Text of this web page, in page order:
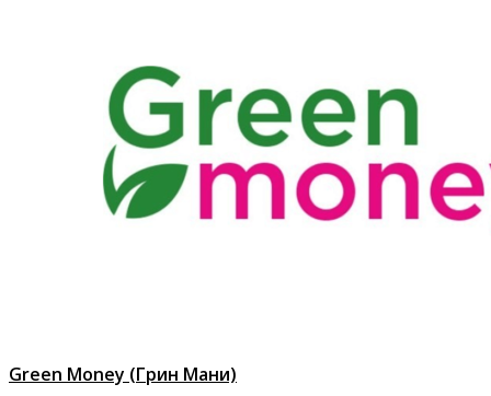
Green Money (Грин Мани)